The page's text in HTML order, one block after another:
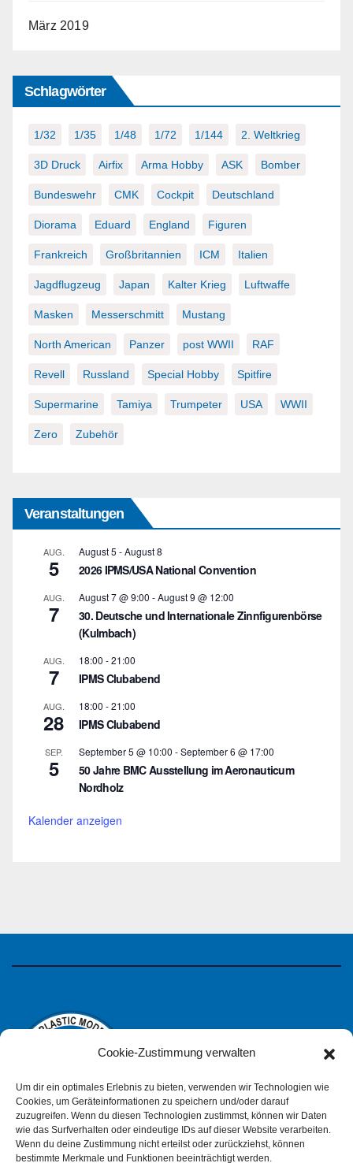
Cookie-Zustimmung verwalten
Um dir ein optimales Erlebnis zu bieten, verwenden wir Technologien wie
Cookies, um Geräteinformationen zu speichern und/oder darauf
zuzugreifen. Wenn du diesen Technologien zustimmst, können wir Daten
wie das Surfverhalten oder eindeutige IDs auf dieser Website verarbeiten.
Wenn du deine Zustimmung nicht erteilst oder zurückziehst, können
bestimmte Merkmale und Funktionen beeinträchtigt werden.
März 2019
Schlagwörter
1/32 1/35 1/48 1/72 1/144 2. Weltkrieg
3D Druck Airfix Arma Hobby ASK Bomber
Bundeswehr CMK Cockpit Deutschland
Diorama Eduard England Figuren
Frankreich Großbritannien ICM Italien
Jagdflugzeug Japan Kalter Krieg Luftwaffe
Masken Messerschmitt Mustang
North American Panzer post WWII RAF
Revell Russland Special Hobby Spitfire
Supermarine Tamiya Trumpeter USA WWII
Zero Zubehör
Veranstaltungen
AUG.
5
August 5 -August 8
2026 IPMS/USA National Convention
AUG.
7
August 7 @ 9:00 -August 9 @ 12:00
30. Deutsche und Internationale Zinnfigurenbörse
(Kulmbach)
AUG.
7
18:00 -21:00
IPMS Clubabend
AUG.
28
18:00 -21:00
IPMS Clubabend
SEP.
5
September 5 @ 10:00 -September 6 @ 17:00
50 Jahre BMC Ausstellung im Aeronauticum
Nordholz
Kalender anzeigen
IPMS Deutschland